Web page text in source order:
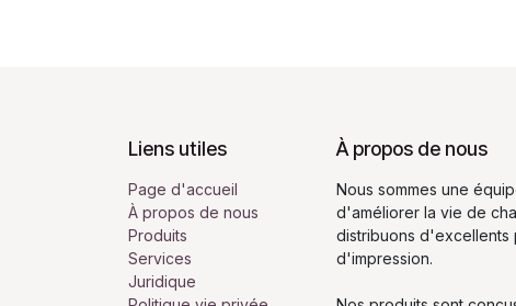
Liens utiles
Page d'accueil
À propos de nous
Produits
Services
Juridique
À propos de nous
Nous sommes une
d'améliorer la vie de
distribuons d'excellents
d'impression.